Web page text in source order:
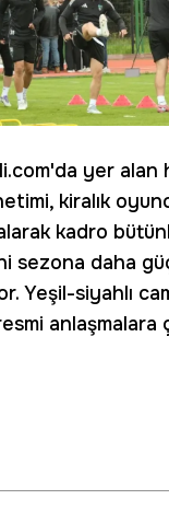
yer alan
kiralık
kadro
sezona daha
Yeşil-siyahlı
anlaşmalara